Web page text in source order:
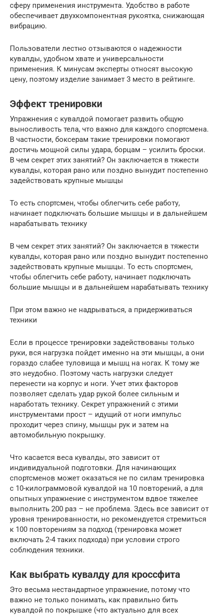
сферу применения инструмента. Удобство в работе
обеспечивает двухкомпонентная рукоятка, снижающая
вибрацию.
Пользователи лестно отзываются о надежности
кувалды, удобном хвате и универсальности
применения. К минусам эксперты относят высокую
цену, поэтому изделие занимает 3 место в рейтинге.
Эффект тренировки
Упражнения с кувалдой помогает развить общую
выносливость тела, что важно для каждого спортсмена.
В частности, боксерам такие тренировки помогают
достичь мощной силы удара, борцам – усилить броски.
В чем секрет этих занятий? Он заключается в тяжести
кувалды, которая рано или поздно вынудит постепенно
задействовать крупные мышцы
То есть спортсмен, чтобы облегчить себе работу,
начинает подключать большие мышцы и в дальнейшем
нарабатывать технику
В чем секрет этих занятий? Он заключается в тяжести
кувалды, которая рано или поздно вынудит постепенно
задействовать крупные мышцы. То есть спортсмен,
чтобы облегчить себе работу, начинает подключать
большие мышцы и в дальнейшем нарабатывать технику
При этом важно не надрываться, а придерживаться
техники
Если в процессе тренировки задействованы только
руки, вся нагрузка пойдет именно на эти мышцы, а они
гораздо слабее туловища и мышц на ногах. К тому же
это неудобно. Поэтому часть нагрузки следует
перенести на корпус и ноги. Учет этих факторов
позволяет сделать удар рукой более сильным и
наработать технику. Секрет упражнений с этими
инструментами прост – идущий от ноги импульс
проходит через спину, мышцы рук и затем на
автомобильную покрышку.
Что касается веса кувалды, это зависит от
индивидуальной подготовки. Для начинающих
спортсменов может оказаться не по силам тренировка
с 10-килограммовой кувалдой на 10 повторений, а для
опытных упражнение с инструментом вдвое тяжелее
выполнить 200 раз – не проблема. Здесь все зависит от
уровня тренированности, но рекомендуется стремиться
к 100 повторениям за подход (тренировка может
включать 2-4 таких подхода) при условии строго
соблюдения техники.
Как выбрать кувалду для кроссфита
Это весьма нестандартное упражнение, потому что
важно не только понимать, как правильно бить
кувалдой по покрышке (что актуально для всех